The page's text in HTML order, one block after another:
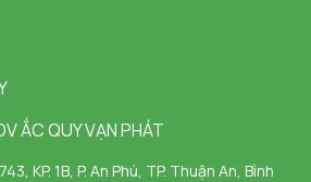
ẮC QUY VẠN PHÁT
KP. 1B, P. An Phú, TP. Thuận An, Bình